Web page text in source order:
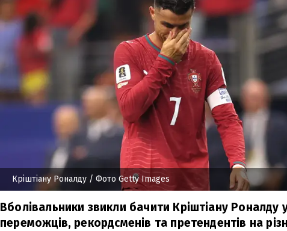
Кріштіану Роналду / Фото Getty Images
Вболівальники звикли бачити Кріштіану Роналду
переможців, рекордсменів та претендентів на